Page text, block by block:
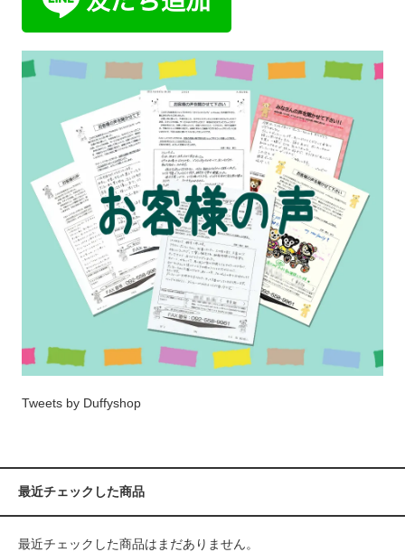
Tweets by Duffyshop
最近チェックした商品
最近チェックした商品はまだありません。